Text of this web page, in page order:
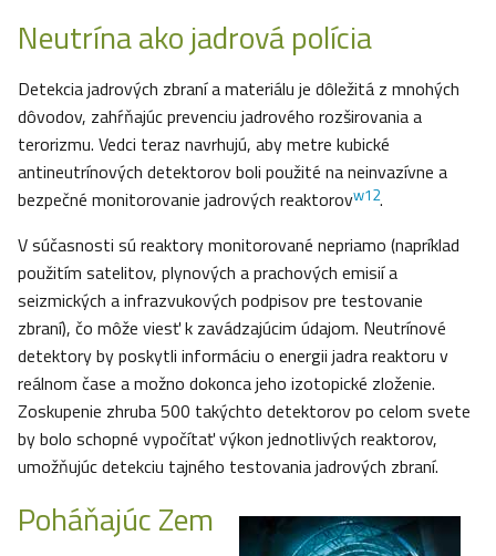
Neutrína ako jadrová polícia
Detekcia jadrových zbraní a materiálu je dôležitá z mnohých
dôvodov, zahŕňajúc prevenciu jadrového rozširovania a
terorizmu. Vedci teraz navrhujú, aby metre kubické
antineutrínových detektorov boli použité na neinvazívne a
bezpečné monitorovanie jadrových reaktorovw12.
V súčasnosti sú reaktory monitorované nepriamo (napríklad
použitím satelitov, plynových a prachových emisií a
seizmických a infrazvukových podpisov pre testovanie
zbraní), čo môže viesť k zavádzajúcim údajom. Neutrínové
detektory by poskytli informáciu o energii jadra reaktoru v
reálnom čase a možno dokonca jeho izotopické zloženie.
Zoskupenie zhruba 500 takýchto detektorov po celom svete
by bolo schopné vypočítať výkon jednotlivých reaktorov,
umožňujúc detekciu tajného testovania jadrových zbraní.
Poháňajúc Zem